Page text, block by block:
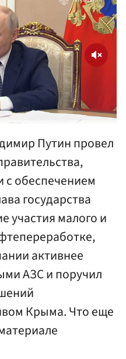
Путин провел
с обеспечением
государства
участия малого и
активнее
АЗС и поручил
Крыма. Что еще